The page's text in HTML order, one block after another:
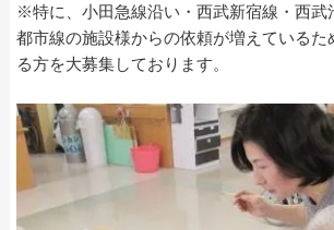
※特に、小田急線沿い・西武新宿線・西武
都市線の施設様からの依頼が増えているた
る方を大募集しております。